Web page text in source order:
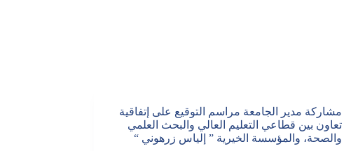
مشاركة مدير الجامعة مراسم التوقيع على إتفاقية
تعاون بين قطاعي التعليم العالي والبحث العلمي
والصحة، والمؤسسة الخيرية ” إلياس زرهوني “